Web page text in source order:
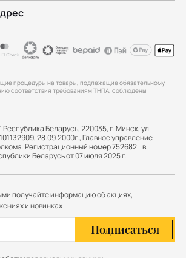
процедуры на товары, подлежащие обязательному
соответствия требованиям ТНПА, соблюдены
Беларусь, 220035, г. Минск, ул.
28.09.2000г., Главное управление
Регистрационный номер 752682 в
Беларусь от 07 июля 2025 г.
получайте информацию об акциях,
и новинках
Подписаться